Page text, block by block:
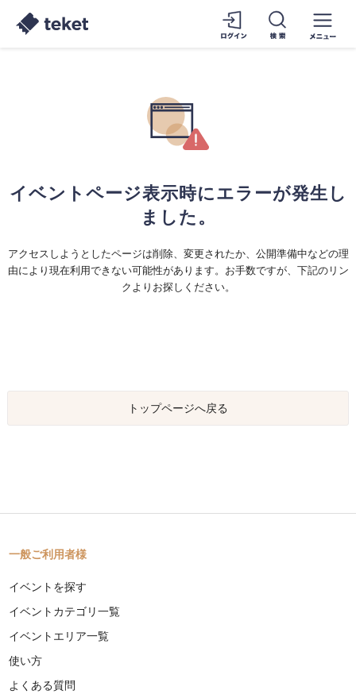
イベントページ表示時にエラーが発生し
ました。
アクセスしようとしたページは削除、変更されたか、公開準備中などの理
由により現在利用できない可能性があります。お手数ですが、下記のリン
クよりお探しください。
トップページへ戻る
一般ご利用者様
イベントを探す
イベントカテゴリ一覧
イベントエリア一覧
使い方
よくある質問